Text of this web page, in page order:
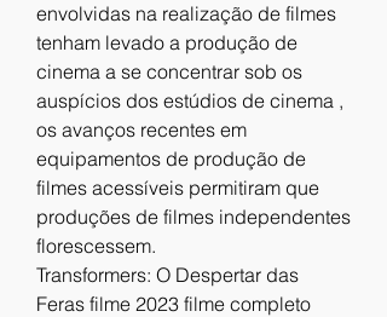
envolvidas na realização de filmes
tenham levado a produção de
cinema a se concentrar sob os
auspícios dos estúdios de cinema ,
os avanços recentes em
equipamentos de produção de
filmes acessíveis permitiram que
produções de filmes independentes
florescessem.
Transformers: O Despertar das
Feras filme 2023 filme completo